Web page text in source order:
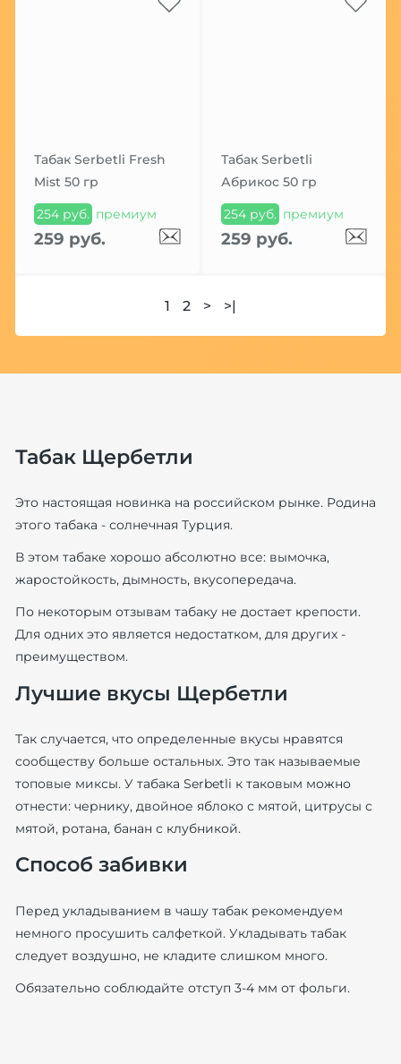
Табак Serbetli Fresh
Mist 50 гр
254 руб. премиум
259 руб.
Табак Serbetli
Абрикос 50 гр
254 руб. премиум
259 руб.
1 2 > >|
Табак Щербетли
Это настоящая новинка на российском рынке. Родина
этого табака - солнечная Турция.
В этом табаке хорошо абсолютно все: вымочка,
жаростойкость, дымность, вкусопередача.
По некоторым отзывам табаку не достает крепости.
Для одних это является недостатком, для других -
преимуществом.
Лучшие вкусы Щербетли
Так случается, что определенные вкусы нравятся
сообществу больше остальных. Это так называемые
топовые миксы. У табака Serbetli к таковым можно
отнести: чернику, двойное яблоко с мятой, цитрусы с
мятой, ротана, банан с клубникой.
Способ забивки
Перед укладыванием в чашу табак рекомендуем
немного просушить салфеткой. Укладывать табак
следует воздушно, не кладите слишком много.
Обязательно соблюдайте отступ 3-4 мм от фольги.